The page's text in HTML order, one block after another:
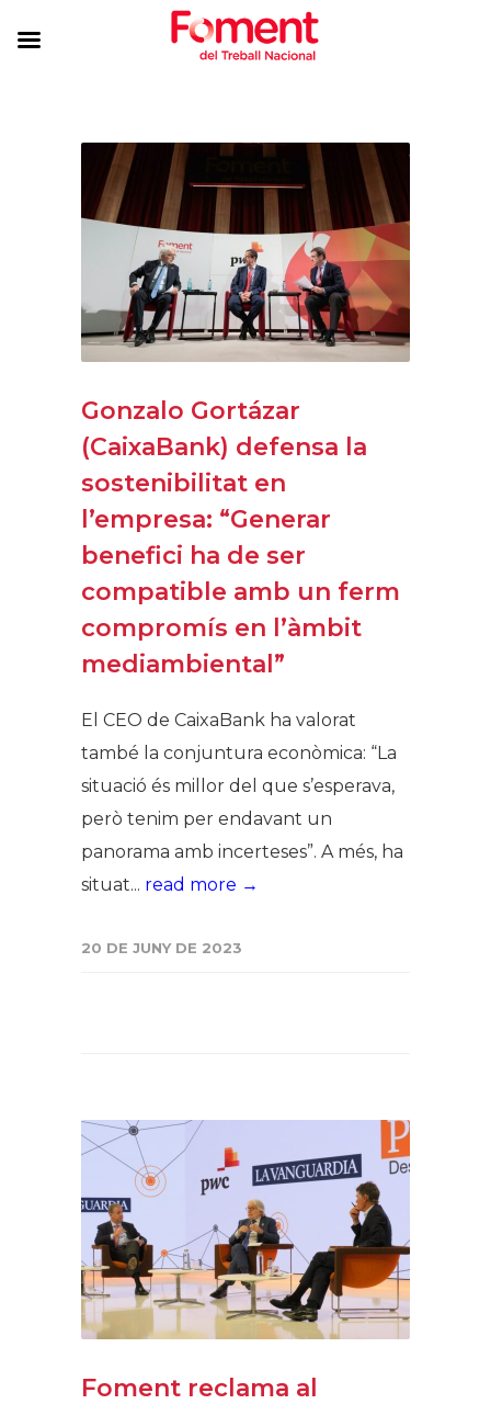
Gonzalo Gortázar
(CaixaBank) defensa la
sostenibilitat en
l’empresa: “Generar
benefici ha de ser
compatible amb un ferm
compromís en l’àmbit
mediambiental”
El CEO de CaixaBank ha valorat
també la conjuntura econòmica: “La
situació és millor del que s’esperava,
però tenim per endavant un
panorama amb incerteses”. A més, ha
situat... read more →
20 DE JUNY DE 2023
Foment reclama al